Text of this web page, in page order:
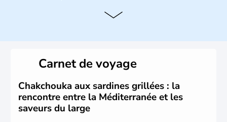
Histoire et administration
près de la moitié ont moins de 19 ans. La musique
l’une des fiertés du pays, originaire des régions les plus à
l’ouest. Lecouscousest l’un des plats traditionnels les
plus appréciés.
Carnet de voyage
Chakchouka aux sardines grillées : la
rencontre entre la Méditerranée et les
saveurs du large